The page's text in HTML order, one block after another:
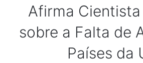
Afirma
sobre a Falta de
Países da